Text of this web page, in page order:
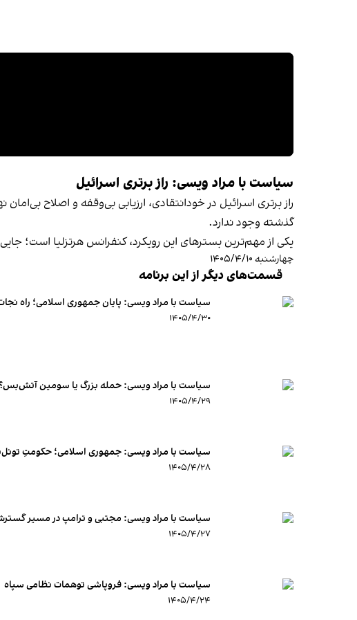
سیاست با مراد ویسی: راز برتری اسرائیل
راز برتری اسرائیل در خودانتقادی، ارزیابی بی‌وقفه و اصلاح
گذشته وجود ندارد.
یکی از مهم‌ترین بسترهای این رویکرد، کنفرانس هرتزلیا است؛
چهارشنبه ۱۴۰۵/۴/۱۰
قسمت‌های دیگر از این برنامه
سیاست با مراد ویسی: پایان جمهوری اسلامی؛ راه
۱۴۰۵/۴/۳۰
سیاست با مراد ویسی: حمله بزرگ یا سومین
۱۴۰۵/۴/۲۹
سیاست با مراد ویسی: جمهوری اسلامی؛ حکومتِ
۱۴۰۵/۴/۲۸
سیاست با مراد ویسی: مجتبی و ترامپ در مسیر
۱۴۰۵/۴/۲۷
سیاست با مراد ویسی: فروپاشی توهمات نظامی سپاه
۱۴۰۵/۴/۲۴